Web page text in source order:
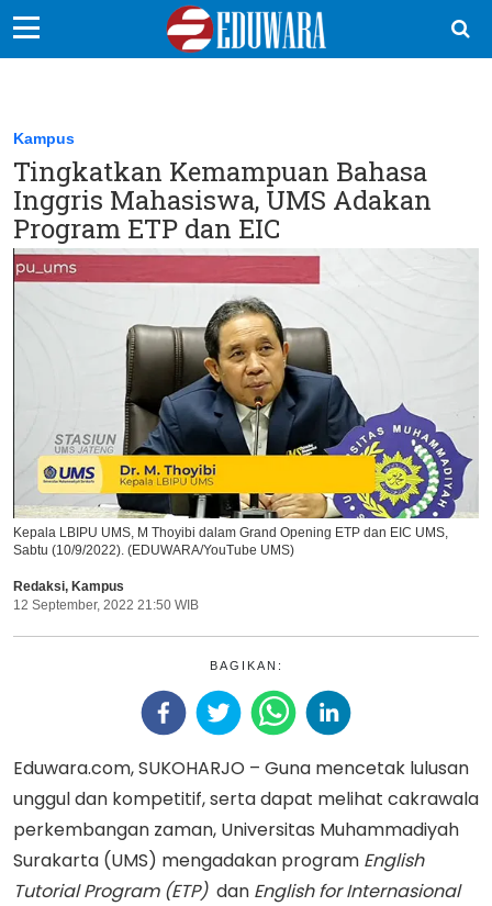
Sekolah Kita
Vokasi
Kampus
Idea
Ikuti Kami di:
Kampus
Tingkatkan Kemampuan Bahasa
Inggris Mahasiswa, UMS Adakan
Program ETP dan EIC
Kepala LBIPU UMS, M Thoyibi dalam Grand Opening ETP dan EIC UMS,
Sabtu (10/9/2022). (EDUWARA/YouTube UMS)
Redaksi, Kampus
12 September, 2022 21:50 WIB
BAGIKAN:
Eduwara.com, SUKOHARJO – Guna mencetak lulusan
unggul dan kompetitif, serta dapat melihat cakrawala
perkembangan zaman, Universitas Muhammadiyah
Surakarta (UMS) mengadakan program English
Tutorial Program (ETP) dan English for Internasional